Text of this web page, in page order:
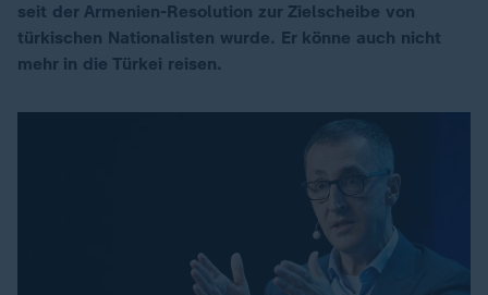
seit der Armenien-Resolution zur Zielscheibe von
türkischen Nationalisten wurde. Er könne auch nicht
mehr in die Türkei reisen.